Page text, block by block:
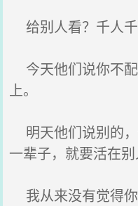
给别人看？千人千
今天他们说你不
上。
明天他们说别的
一辈子，就要活在
我从来没有觉得